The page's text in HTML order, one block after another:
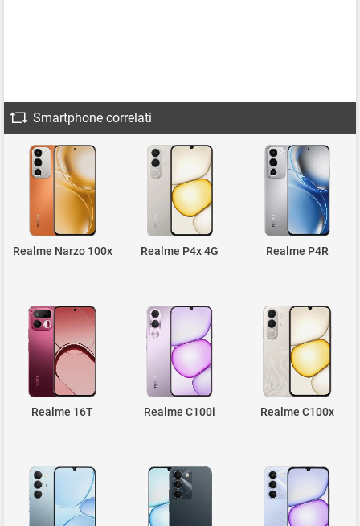
Smartphone correlati
Realme Narzo 100x Realme P4x 4G Realme P4R
Realme 16T Realme C100i Realme C100x